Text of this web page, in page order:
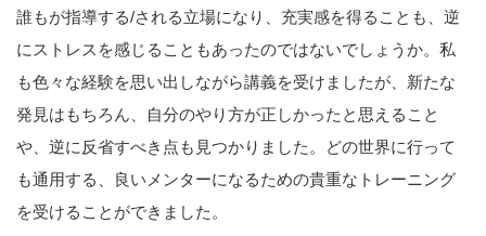
誰もが指導する/される立場になり、充実感を得ることも、逆
にストレスを感じることもあったのではないでしょうか。私
も色々な経験を思い出しながら講義を受けましたが、新たな
発見はもちろん、自分のやり方が正しかったと思えること
や、逆に反省すべき点も見つかりました。どの世界に行って
も通用する、良いメンターになるための貴重なトレーニング
を受けることができました。